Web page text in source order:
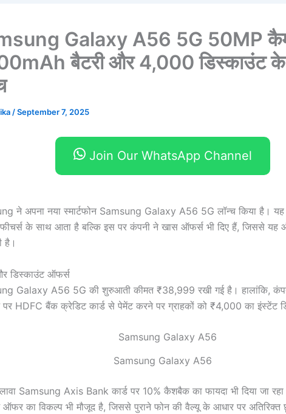
Galaxy A56 5G 50MP
बैटरी और 4,000 डिस्काउंट
/September 7, 2025
Join Our WhatsApp Channel
ने अपना नया स्मार्टफोन Samsung Galaxy A56 5G लॉन्च किया है। यह
फीचर्स के साथ आता है बल्कि इस पर कंपनी ने खास ऑफर्स भी दिए हैं, जिससे यह
है।
डिस्काउंट ऑफर्स
Galaxy A56 5G की शुरुआती कीमत ₹38,999 रखी गई है। हालांकि,
पर HDFC बैंक क्रेडिट कार्ड से पेमेंट करने पर ग्राहकों को ₹4,000 का इंस्टेंट
Samsung Galaxy A56
Samsung Axis Bank कार्ड पर 10% कैशबैक का फायदा भी दिया जा रहा
का विकल्प भी मौजूद है, जिससे पुराने फोन की वैल्यू के आधार पर अतिरिक्त